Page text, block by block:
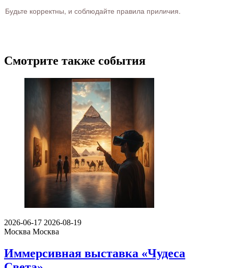
Будьте корректны, и соблюдайте правила приличия.
Смотрите также события
2026-06-17 2026-08-19
Москва Москва
Иммерсивная выставка «Чудеса